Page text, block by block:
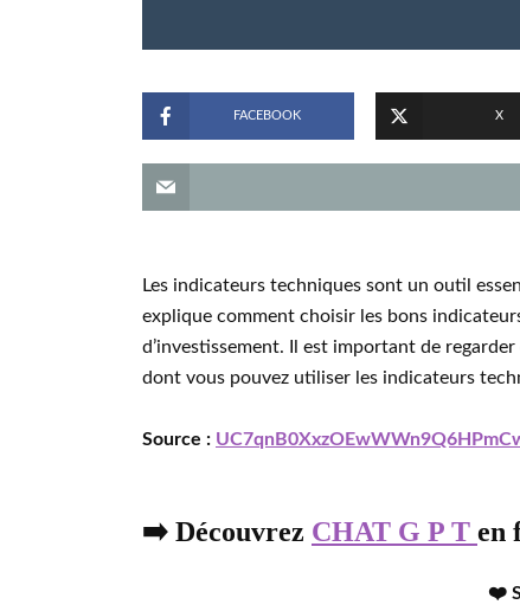
FACEBOOK X
Les indicateurs techniques sont un outil
explique comment choisir les bons
d’investissement. Il est important de
dont vous pouvez utiliser les indicateurs
Source :
➡️ Découvrez CHAT G P T en
❤️